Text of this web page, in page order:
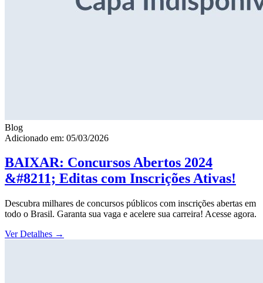
Blog
Adicionado em: 05/03/2026
BAIXAR: Concursos Abertos 2024
&#8211; Editas com Inscrições Ativas!
Descubra milhares de concursos públicos com inscrições abertas em
todo o Brasil. Garanta sua vaga e acelere sua carreira! Acesse agora.
Ver Detalhes →